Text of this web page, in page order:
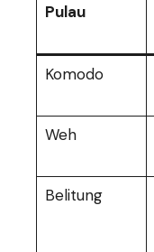
Pulau
Komodo
Weh
Belitung